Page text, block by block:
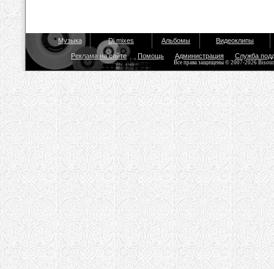
Музыка Dj mixes Альбомы Видеоклипы
Реклама на сайте Помощь Администрация Служба
Все права защищены © 2007-2026